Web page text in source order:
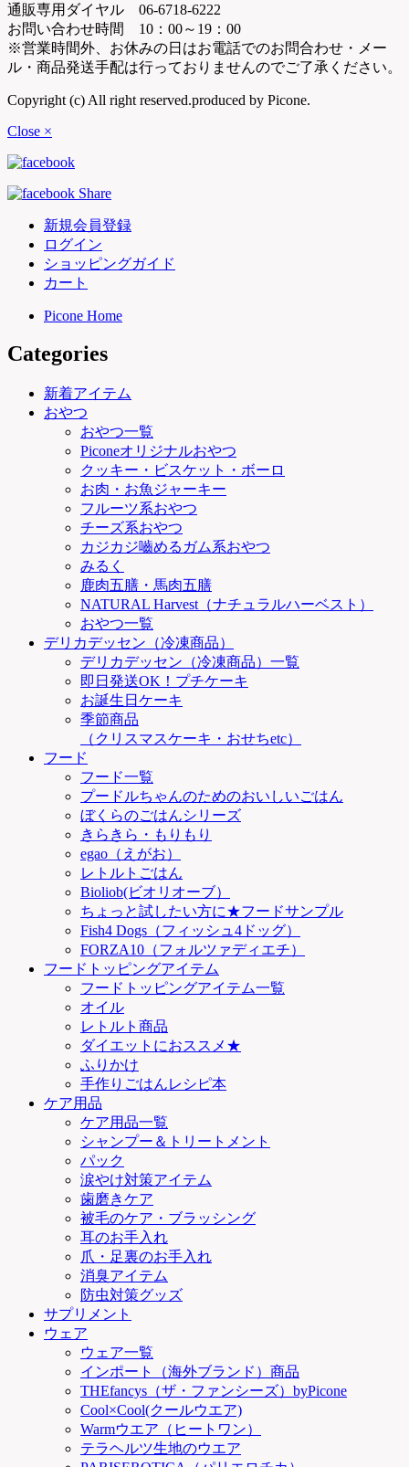
通販専用ダイヤル 06-6718-6222
お問い合わせ時間 10：00～19：00
※営業時間外、お休みの日はお電話でのお問合わせ・メー
ル・商品発送手配は行っておりませんのでご了承ください。
Copyright (c) All right reserved.produced by Picone.
Close ×
新規会員登録
ログイン
ショッピングガイド
カート
Picone Home
Categories
新着アイテム
おやつ
おやつ一覧
Piconeオリジナルおやつ
クッキー・ビスケット・ボーロ
お肉・お魚ジャーキー
フルーツ系おやつ
チーズ系おやつ
カジカジ嚙めるガム系おやつ
みるく
鹿肉五膳・馬肉五膳
NATURAL Harvest（ナチュラルハーベスト）
おやつ一覧
デリカデッセン（冷凍商品）
デリカデッセン（冷凍商品）一覧
即日発送OK！プチケーキ
お誕生日ケーキ
季節商品
（クリスマスケーキ・おせちetc）
フード
フード一覧
プードルちゃんのためのおいしいごはん
ぼくらのごはんシリーズ
きらきら・もりもり
egao（えがお）
レトルトごはん
Bioliob(ビオリオーブ）
ちょっと試したい方に★フードサンプル
Fish4 Dogs（フィッシュ4ドッグ）
FORZA10（フォルツァディエチ）
フードトッピングアイテム
フードトッピングアイテム一覧
オイル
レトルト商品
ダイエットにおススメ★
ふりかけ
手作りごはんレシピ本
ケア用品
ケア用品一覧
シャンプー＆トリートメント
パック
涙やけ対策アイテム
歯磨きケア
被毛のケア・ブラッシング
耳のお手入れ
爪・足裏のお手入れ
消臭アイテム
防虫対策グッズ
サプリメント
ウェア
ウェア一覧
インポート（海外ブランド）商品
THEfancys（ザ・ファンシーズ）byPicone
Cool×Cool(クールウエア)
Warmウエア（ヒートワン）
テラヘルツ生地のウエア